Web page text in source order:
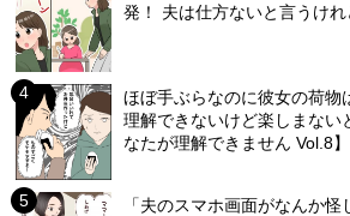
発！ 夫は仕方ないと言うけれ
ほぼ手ぶらなのに彼女の荷物
理解できないけど楽しまない
なたが理解できません Vol.8】
「夫のスマホ画面がなんか